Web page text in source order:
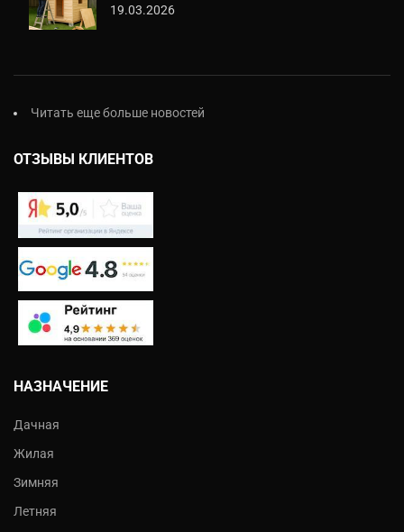
19.03.2026
Читать еще больше новостей
ОТЗЫВЫ КЛИЕНТОВ
НАЗНАЧЕНИЕ
Дачная
Жилая
Зимняя
Летняя